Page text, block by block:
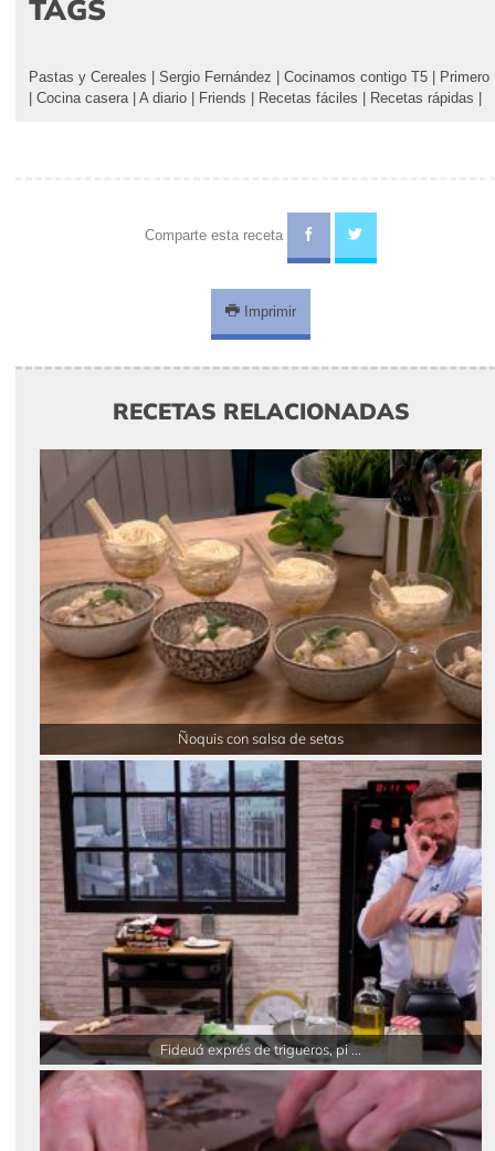
TAGS
Pastas y Cereales Sergio Fernández Cocinamos contigo T5
Primero
Cocina casera A diario Friends Recetas fáciles Recetas rápidas
Comparte esta receta
Imprimir
RECETAS RELACIONADAS
Ñoquis con salsa de setas
Fideuá exprés de trigueros, pi ...